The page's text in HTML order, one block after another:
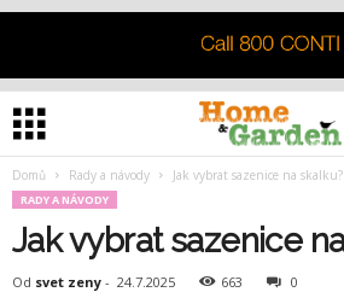
Domů Rady a návody Jak vybrat sazenice na skalku?
RADY A NÁVODY
Jak vybrat sazenice
Od svet zeny - 24.7.2025 663 0